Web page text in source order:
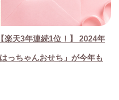
【楽天3年連続1位！】 2024年
っちゃんおせち」が今年も